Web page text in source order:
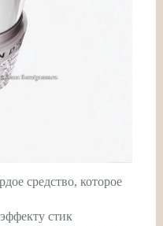
средство, которое
стик